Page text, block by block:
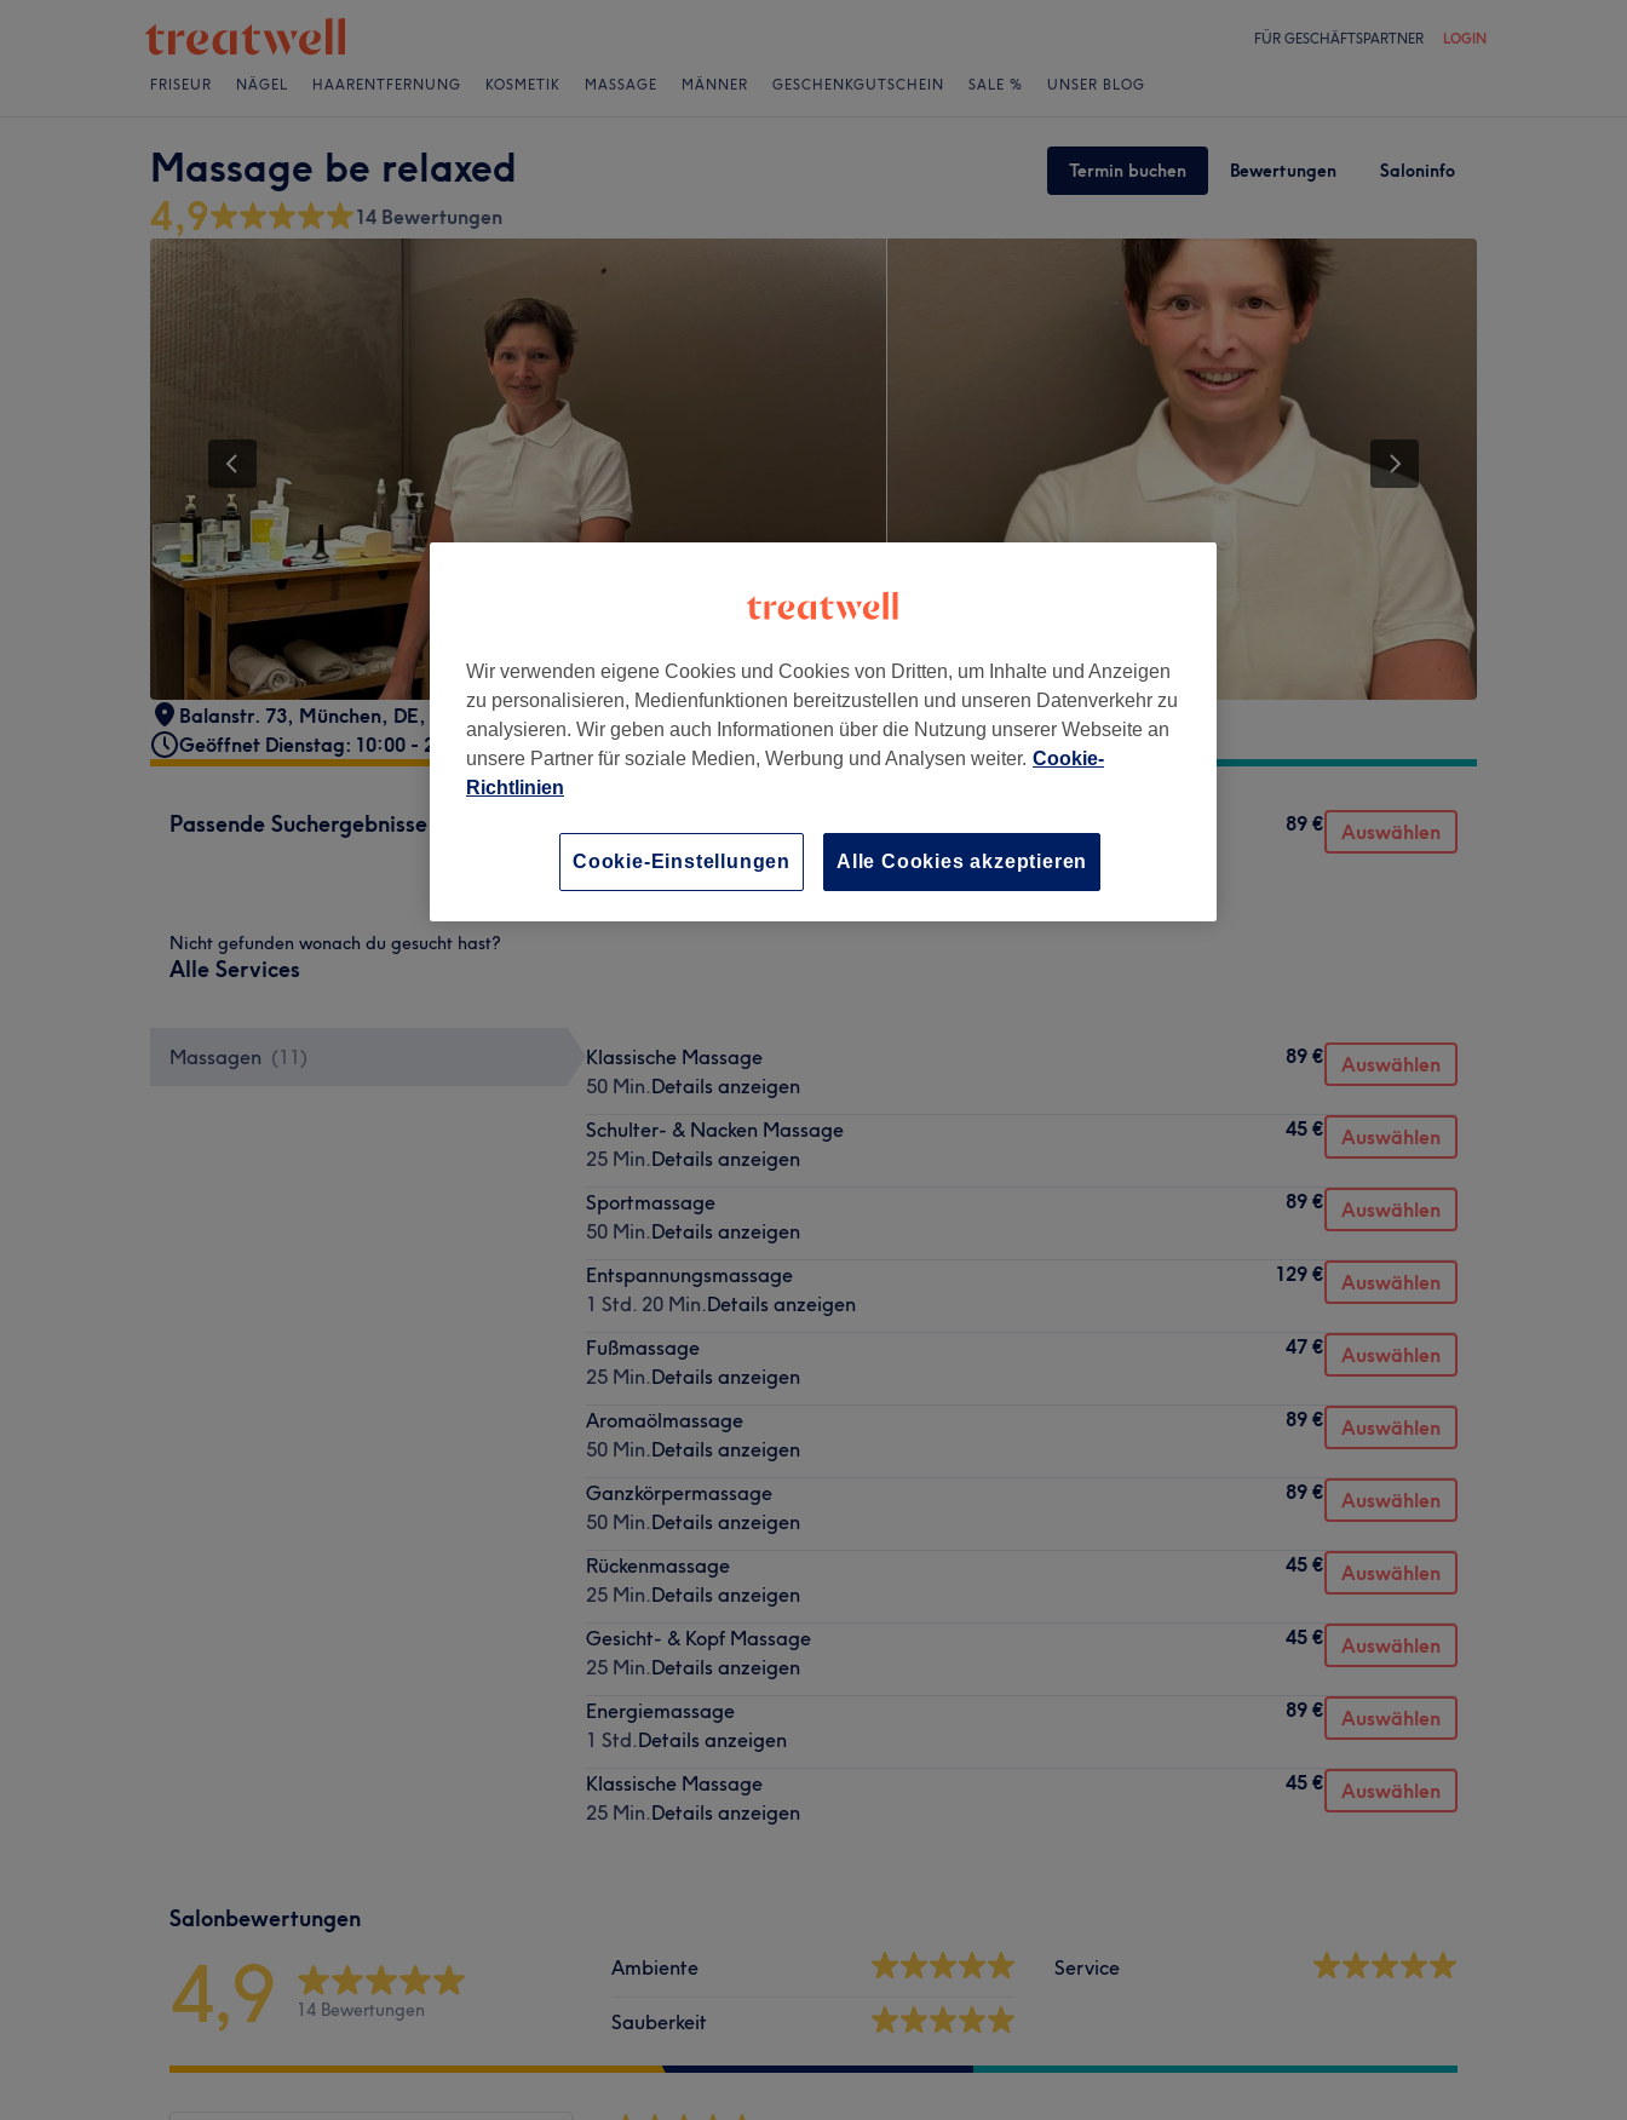
FÜR GESCHÄFTSPARTNER LOGIN
FRISEUR NÄGEL HAARENTFERNUNG KOSMETIK MASSAGE MÄNNER GESCHENKGUTSCHEIN SALE % UNSER BLOG
Massage be relaxed Termin buchen Bewertungen Saloninfo
4,9 14 Bewertungen
Balanstr. 73, München, DE,
81541
Geöffnet Dienstag: 10:00 - 20:00
Passende Suchergebnisse
50 Min.Details anzeigen
89 € Auswählen
Nicht gefunden wonach du gesucht hast?
Alle Services
Massagen (11 )
Klassische Massage
50 Min.Details anzeigen
89 € Auswählen
Schulter- & Nacken Massage
25 Min.Details anzeigen
45 € Auswählen
Sportmassage
50 Min.Details anzeigen
89 € Auswählen
Entspannungsmassage
1 Std. 20 Min.Details anzeigen
129 € Auswählen
Fußmassage
25 Min.Details anzeigen
47 € Auswählen
Aromaölmassage
50 Min.Details anzeigen
89 € Auswählen
Ganzkörpermassage
50 Min.Details anzeigen
89 € Auswählen
Rückenmassage
25 Min.Details anzeigen
45 € Auswählen
Gesicht- & Kopf Massage
25 Min.Details anzeigen
45 € Auswählen
Energiemassage
1 Std.Details anzeigen
89 € Auswählen
Klassische Massage
25 Min.Details anzeigen
45 € Auswählen
Salonbewertungen
4,9 14 Bewertungen
Ambiente
Sauberkeit
Service
Wir verwenden eigene Cookies und Cookies von Dritten, um Inhalte und Anzeigen
zu personalisieren, Medienfunktionen bereitzustellen und unseren Datenverkehr zu
analysieren. Wir geben auch Informationen über die Nutzung unserer Webseite an
unsere Partner für soziale Medien, Werbung und Analysen weiter. Cookie-
Richtlinien
Cookie-Einstellungen Alle Cookies akzeptieren